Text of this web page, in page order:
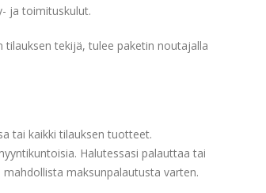
ja toimituskulut.
tekijä, tulee paketin noutajalla
tai kaikki tilauksen tuotteet.
Halutessasi palauttaa tai
maksunpalautusta varten.